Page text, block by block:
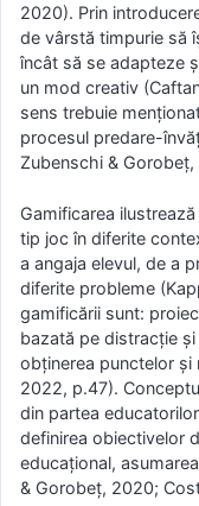
2020). Prin
de vârstă timpurie să
încât să se adapteze
un mod creativ
sens trebuie
procesul predare-
Zubenschi &
Gamificarea
tip joc în diferite
a angaja elevul, de a
diferite probleme
gamificării sunt:
bazată pe distracție
obținerea punctelor și
2022, p.47).
din partea
definirea obiectivelor
educațional,
& Gorobeț, 2020;